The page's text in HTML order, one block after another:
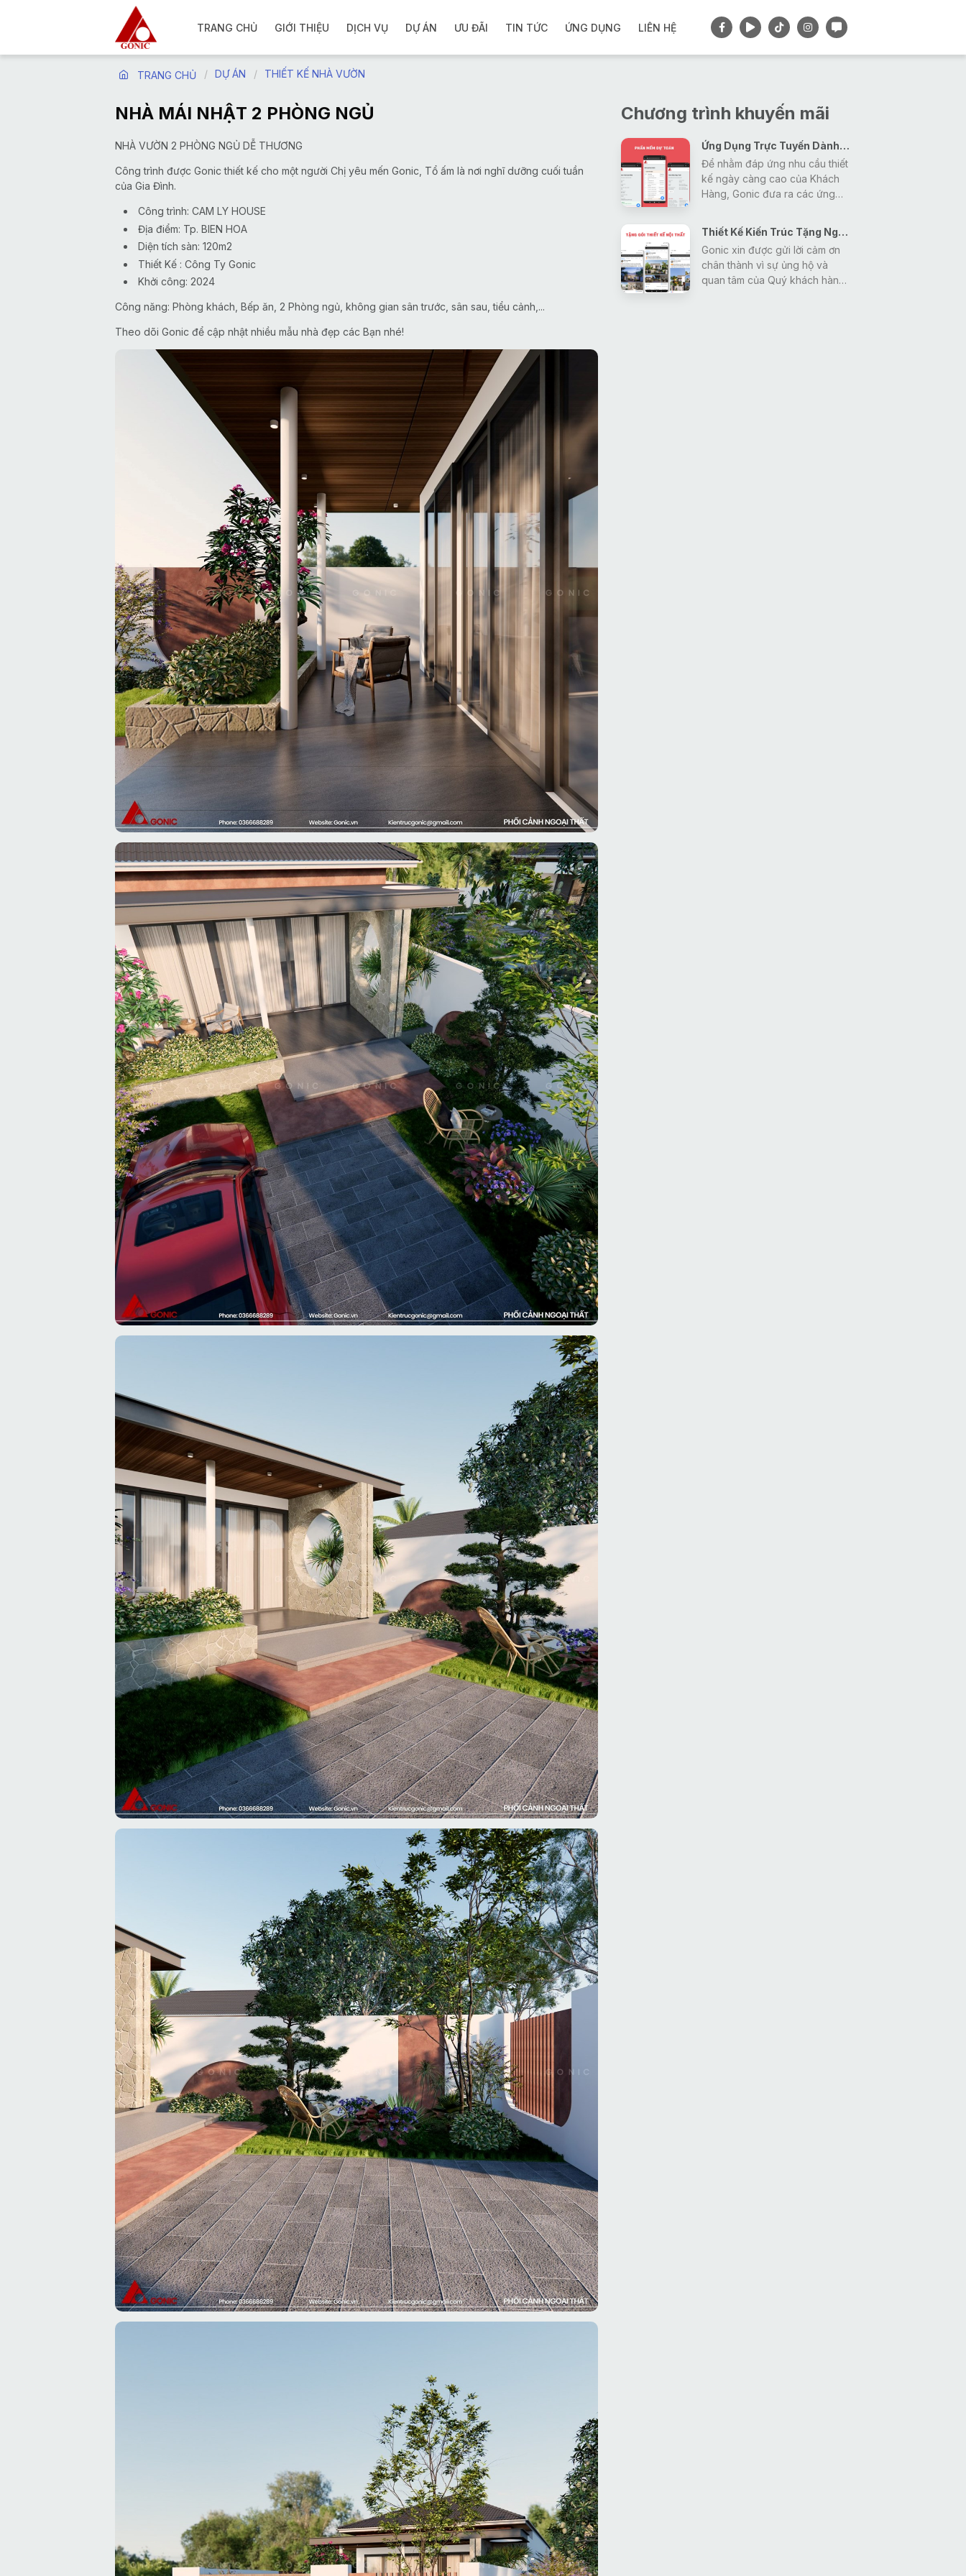
TRANG CHỦ GIỚI THIỆU DỊCH VỤ DỰ ÁN ƯU ĐÃI TIN TỨC ỨNG DỤNG LIÊN HỆ
TRANG CHỦ DỰ ÁN THIẾT KẾ NHÀ VƯỜN
NHÀ MÁI NHẬT 2 PHÒNG NGỦ
NHÀ VƯỜN 2 PHÒNG NGỦ DỄ THƯƠNG
Công trình được Gonic thiết kế cho một người Chị yêu mến Gonic, Tổ ấm là nơi nghĩ dưỡng cuối tuần
của Gia Đình.
Công trình: CAM LY HOUSE
Địa điểm: Tp. BIEN HOA
Diện tích sàn: 120m2
Thiết Kế : Công Ty Gonic
Khởi công: 2024
Công năng: Phòng khách, Bếp ăn, 2 Phòng ngủ, không gian sân trước, sân sau, tiểu cảnh,...
Theo dõi Gonic để cập nhật nhiều mẫu nhà đẹp các Bạn nhé!
Chương trình khuyến mãi
Ứng Dụng Trực Tuyến Dành Cho Khách Hàng
Để nhằm đáp ứng nhu cầu thiết
kế ngày càng cao của Khách
Hàng, Gonic đưa ra các ứng
thắc mắc, tra cứu các thông tin
về thiết kế - xây dựng - phong
thủy một cách nhanh nhất và
hiệu quả nhất cho khách hàng.
Thiết Kế Kiến Trúc Tặng Ngay Gói Thiết Kế Nội Thất
Gonic xin được gửi lời cảm ơn
chân thành vì sự ủng hộ và
quan tâm của Quý khách hàng